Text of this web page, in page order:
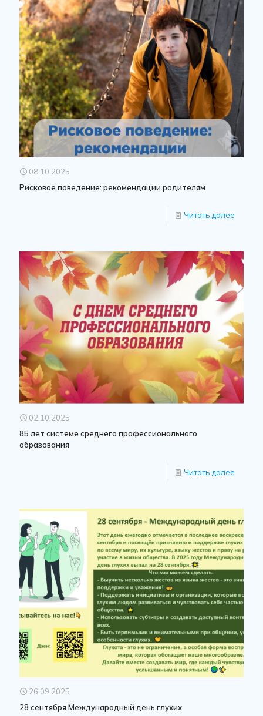
08.10.2025
Рисковое поведение: рекомендации родителям
Читать далее
02.10.2025
85 лет системе среднего профессионального
образования
Читать далее
26.09.2025
28 сентября Международный день глухих